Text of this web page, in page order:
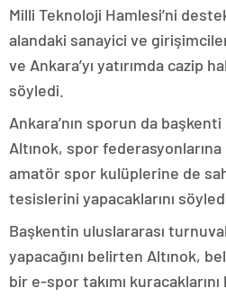
Milli Teknoloji Hamlesi’ni
alandaki sanayici ve
ve Ankara’yı yatırımda cazip
söyledi.
Ankara’nın sporun da başkenti
Altınok, spor
amatör spor kulüplerine de
tesislerini yapacaklarını
Başkentin uluslararası
yapacağını belirten Altınok,
bir e-spor takımı kuracaklarını